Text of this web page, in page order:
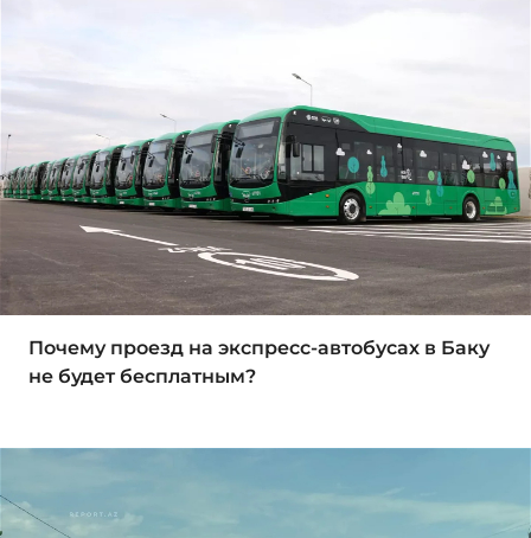
Почему проезд на экспресс-автобусах в Баку
не будет бесплатным?